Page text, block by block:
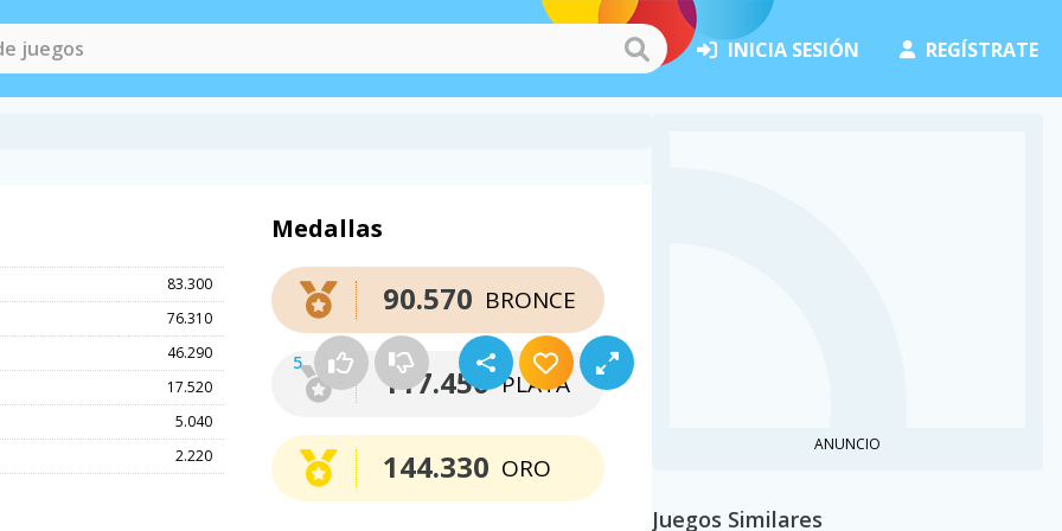
INICIA SESIÓN REGÍSTRATE
5
83.300
76.310
46.290
17.520
5.040
2.220
Medallas
BRONCE
90.570
PLATA
117.450
ORO
144.330
ANUNCIO
Juegos Similares